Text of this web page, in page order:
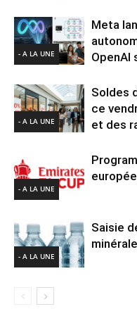
- A LA UNE
Meta
OpenAI
- A LA UNE
Soldes
ce
et des
- A LA UNE
- A LA UNE
Saisie